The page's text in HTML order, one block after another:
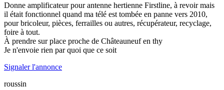
Donne amplificateur pour antenne hertienne Firstline, à revoir mais
il était fonctionnel quand ma télé est tombée en panne vers 2010,
pour bricoleur, pièces, ferrailles ou autres, récupérateur, recyclage,
foire à tout.
À prendre sur place proche de Châteauneuf en thy
Je n'envoie rien par quoi que ce soit
Signaler l'annonce
roussin